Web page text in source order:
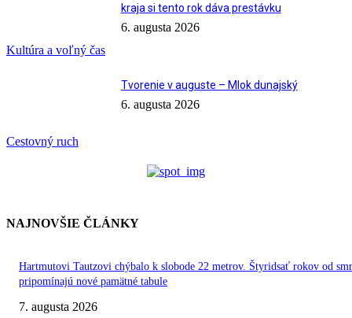
Kultúra a voľný čas
kraja si tento rok dáva prestávku
6. augusta 2026
Cestovný ruch
Tvorenie v auguste – Mlok dunajský
6. augusta 2026
NAJNOVŠIE ČLÁNKY
Hartmutovi Tautzovi chýbalo k slobode 22 metrov. Štyridsať rokov od
pripomínajú nové pamätné tabule
7. augusta 2026